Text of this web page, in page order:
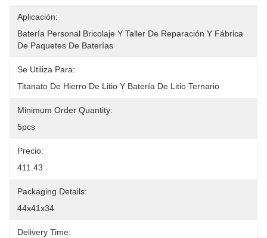
Aplicación:
Batería Personal Bricolaje Y Taller De Reparación Y Fábrica
De Paquetes De Baterías
Se Utiliza Para:
Titanato De Hierro De Litio Y Batería De Litio Ternario
Minimum Order Quantity:
5pcs
Precio:
411.43
Packaging Details:
44x41x34
Delivery Time: